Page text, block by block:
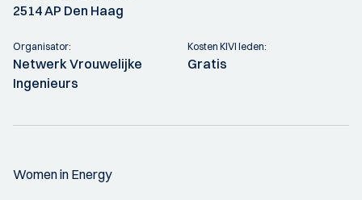
2514 AP Den Haag
Organisator:
Netwerk Vrouwelijke
Ingenieurs
Kosten KIVI leden:
Gratis
Women in Energy